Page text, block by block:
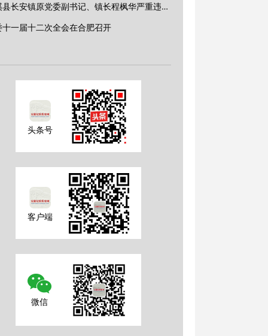
绩溪县长安镇原党委副书记、镇长程枫华严重违纪违法被开除党籍和公职
十一届十二次全会在合肥召开
头条号
客户端
微信